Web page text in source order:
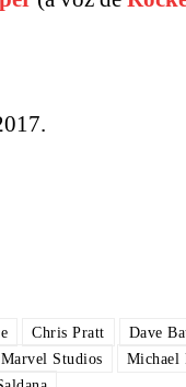
Chris Pratt Dave
Marvel Studios Michael